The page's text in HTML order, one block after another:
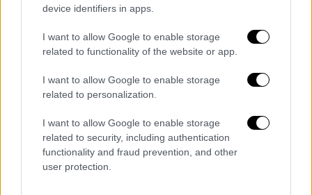
device identifiers in apps.
I want to allow Google to enable storage
related to functionality of the website or app.
I want to allow Google to enable storage
related to personalization.
I want to allow Google to enable storage
related to security, including authentication
functionality and fraud prevention, and other
user protection.
Ελλάδα|22.01.2025 17:01
Πετρούπολη: Κοπέλα πήγε έντρομη στο
Τμήμα μετά από επίθεση επιδειξία - Η
απάντηση της ΕΛΑΣ για τις καταγγελίες
«Αυνανιζόταν ενώ με ακολουθούσε - Μου
είπαν να πάρω το 100», ανέφερε σε εκπομπή
η 18χρονη